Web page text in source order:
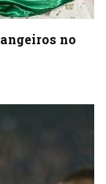
no